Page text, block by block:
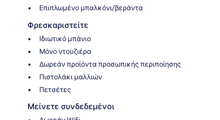
Επιπλωμένο μπαλκόνι/βεράντα
Φρεσκαριστείτε
Ιδιωτικό μπάνιο
Μόνο ντουζιέρα
Δωρεάν προϊόντα προσωπικής περιποίησης
Πιστολάκι μαλλιών
Πετσέτες
Μείνετε συνδεδεμένοι